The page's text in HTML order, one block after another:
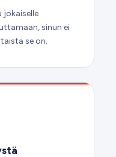
jokaiselle
sinun ei
se on.